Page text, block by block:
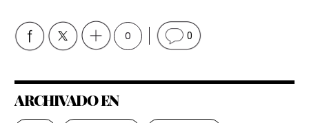
0 0
ARCHIVADO EN